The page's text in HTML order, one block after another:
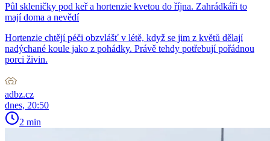
Půl skleničky pod keř a hortenzie kvetou do října. Zahrádkáři to
mají doma a nevědí
Hortenzie chtějí péči obzvlášť v létě, když se jim z květů dělají
nadýchané koule jako z pohádky. Právě tehdy potřebují pořádnou
porci živin.
adbz.cz
dnes, 20:50
2 min